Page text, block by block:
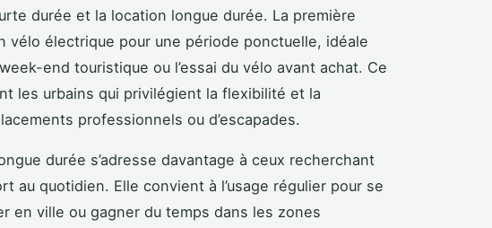
durée et la location longue durée. La première
vélo électrique pour une période ponctuelle, idéale
end touristique ou l’essai du vélo avant achat. Ce
les urbains qui privilégient la flexibilité et la
professionnels ou d’escapades.
durée s’adresse davantage à ceux recherchant
au quotidien. Elle convient à l’usage régulier pour se
en ville ou gagner du temps dans les zones